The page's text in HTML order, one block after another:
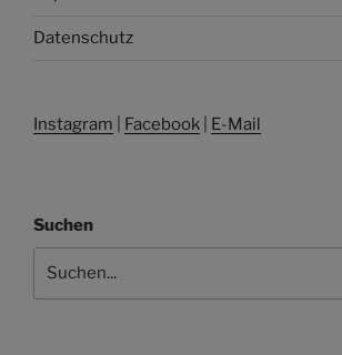
Datenschutz
Instagram Facebook E-Mail
Suchen